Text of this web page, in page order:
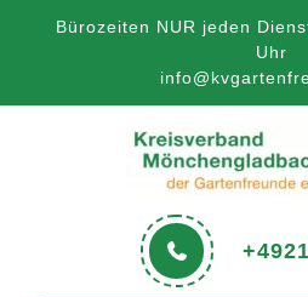
Bürozeiten NUR jeden
Uhr